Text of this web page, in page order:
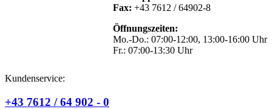
Fax: +43 7612 / 64902-8
Öffnungszeiten:
Mo.-Do.: 07:00-12:00, 13:00-16:00 Uhr
Fr.: 07:00-13:30 Uhr
Kundenservice:
+43 7612 / 64 902 - 0